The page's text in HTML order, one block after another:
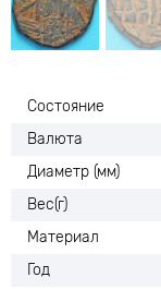
Состояние
Валюта
Диаметр (мм)
Вес(г)
Материал
Год